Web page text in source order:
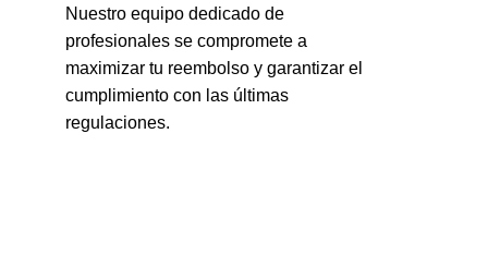
Nuestro equipo dedicado de
profesionales se compromete a
maximizar tu reembolso y garantizar el
cumplimiento con las últimas
regulaciones.